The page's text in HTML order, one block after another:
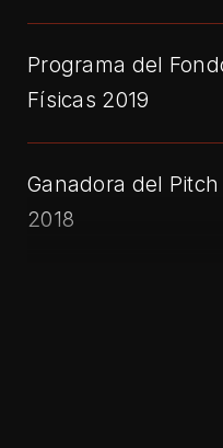
Programa del
Físicas 2019
Ganadora del
2018